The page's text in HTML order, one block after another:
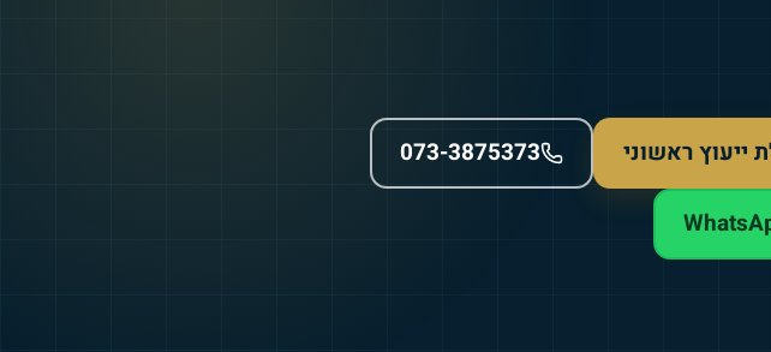
ייעוץ ראשוני 073-3875373